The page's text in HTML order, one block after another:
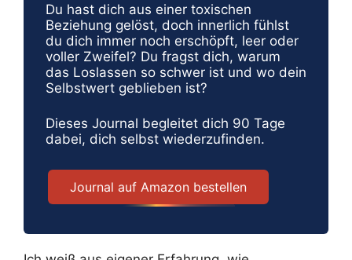
Du hast dich aus einer toxischen
Beziehung gelöst, doch innerlich fühlst
du dich immer noch erschöpft, leer oder
voller Zweifel? Du fragst dich, warum
das Loslassen so schwer ist und wo dein
Selbstwert geblieben ist?
Dieses Journal begleitet dich 90 Tage
dabei, dich selbst wiederzufinden.
Journal auf Amazon bestellen